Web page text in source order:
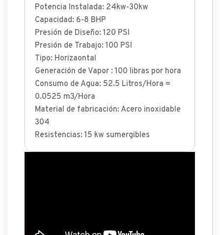
Potencia Instalada: 24kw-30kw
Capacidad: 6-8 BHP
Presión de Diseño: 120 PSI
Presión de Trabajo: 100 PSI
Tipo: Horizaontal
Generación de Vapor : 100 libras por hora
Consumo de Agua: 52.5 Litros/Hora =
0.0525 m3/Hora
Material de fabricación: Acero inoxidable
304
Resistencias: 15 kw sumergibles